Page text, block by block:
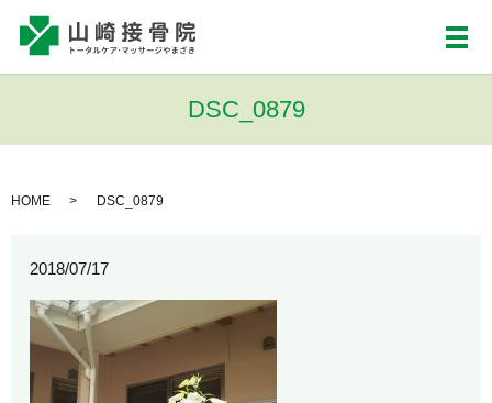
メ
DSC_0879
HOME DSC_0879
2018/07/17